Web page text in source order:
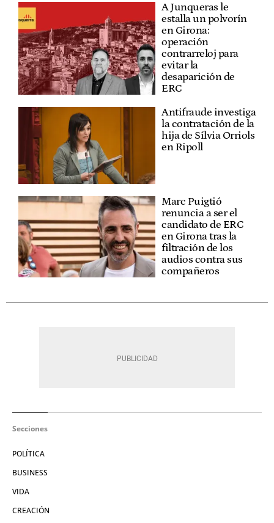
A Junqueras le
estalla un polvorín
en Girona:
operación
contrarreloj para
evitar la
desaparición de
ERC
Antifraude investiga
la contratación de la
hija de Sílvia Orriols
en Ripoll
Marc Puigtió
renuncia a ser el
candidato de ERC
en Girona tras la
filtración de los
audios contra sus
compañeros
Secciones
POLÍTICA
BUSINESS
VIDA
CREACIÓN